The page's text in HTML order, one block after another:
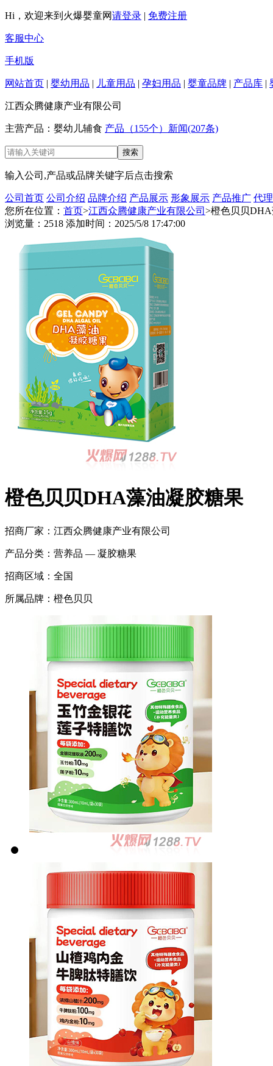
Hi，欢迎来到火爆婴童网请登录 | 免费注册
客服中心
手机版
网站首页 | 婴幼用品 | 儿童用品 | 孕妇用品 | 婴童品牌 | 产品库 |
江西众腾健康产业有限公司
主营产品：婴幼儿辅食 产品（155个） 新闻(207条)
输入公司,产品或品牌关键字后点击搜索
公司首页 公司介绍 品牌介绍 产品展示 形象展示 产品推广 代
您所在位置： 首页>江西众腾健康产业有限公司 >橙色贝贝
浏览量：2518 添加时间：2025/5/8 17:47:00
橙色贝贝DHA藻油凝胶糖果
招商厂家： 江西众腾健康产业有限公司
产品分类： 营养品 — 凝胶糖果
招商区域： 全国
所属品牌： 橙色贝贝